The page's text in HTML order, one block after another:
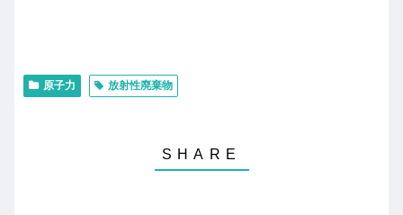
原子力 放射性廃棄物